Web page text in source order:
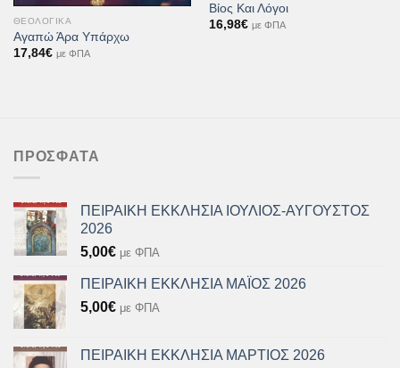
ΘΕΟΛΟΓΙΚΆ
Αγαπώ Άρα Υπάρχω
17,84€ με ΦΠΑ
Βίος Και Λόγοι
16,98€ με ΦΠΑ
ΠΡΌΣΦΑΤΑ
ΠΕΙΡΑΙΚΗ ΕΚΚΛΗΣΙΑ ΙΟΥΛΙΟΣ-ΑΥΓΟΥΣΤΟΣ
2026
5,00€ με ΦΠΑ
ΠΕΙΡΑΙΚΗ ΕΚΚΛΗΣΙΑ ΜΑΪΟΣ 2026
5,00€ με ΦΠΑ
ΠΕΙΡΑΙΚΗ ΕΚΚΛΗΣΙΑ ΜΑΡΤΙΟΣ 2026